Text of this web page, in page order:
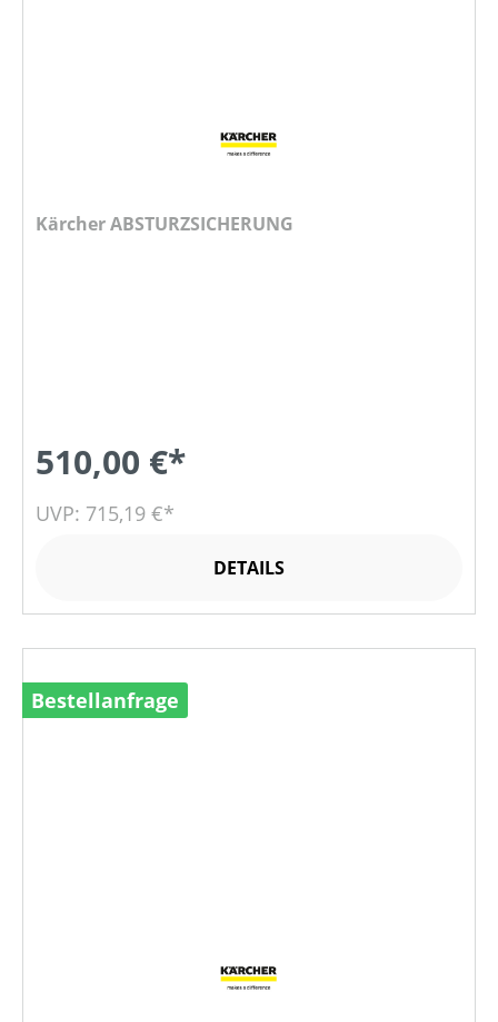
Kärcher ABSTURZSICHERUNG
510,00 €*
UVP: 715,19 €*
DETAILS
Bestellanfrage